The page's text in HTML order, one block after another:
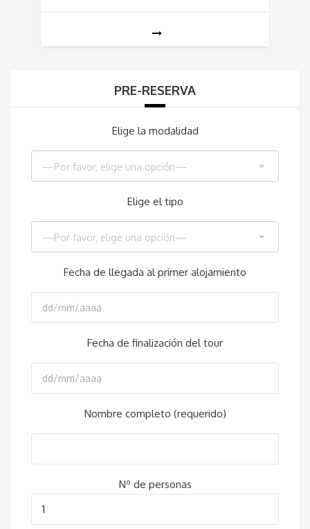
PRE-RESERVA
Elige la modalidad
—Por favor, elige una opción—
Elige el tipo
—Por favor, elige una opción—
Fecha de llegada al primer alojamiento
Fecha de finalización del tour
Nombre completo (requerido)
Nº de personas